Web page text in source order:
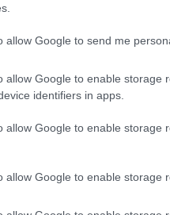
allow Google to send me
allow Google to enable storage
identifiers in apps.
allow Google to enable storage
allow Google to enable storage
γνωρίζουν όσοι
με το σωστό
του όρου.
καταδικασμένου
-γιατί όχι; Τι του
του. Αυτό δεν